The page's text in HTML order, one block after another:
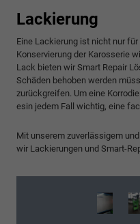
Lackierung
Eine Lackierung ist nicht nur
Konservierung der Karosserie
Lack bieten wir Smart Repair
Schäden behoben werden
zurückgreifen. Um eine
esin jedem Fall wichtig, eine
Mit unserem zuverlässigem
wir Lackierungen und Smart-